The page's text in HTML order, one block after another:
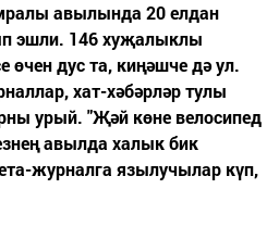
авылында 20 елдан
эшли. 146 хуҗалыклы
дус та, киңәшче дә ул.
хат-хәбәрләр тулы
урый. "Җәй көне велосипед
авылда халык бик
журналга язылучылар күп,